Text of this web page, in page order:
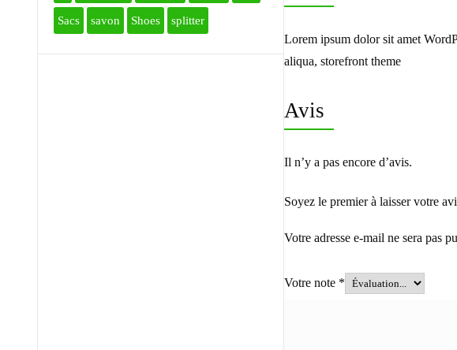
Lorem ipsum dolor sit amet
aliqua, storefront theme
Avis
Il n’y a pas encore d’avis.
Soyez le premier à laisser votre
Votre adresse e-mail ne sera pas
Votre note *
Sacs savon Shoes splitter